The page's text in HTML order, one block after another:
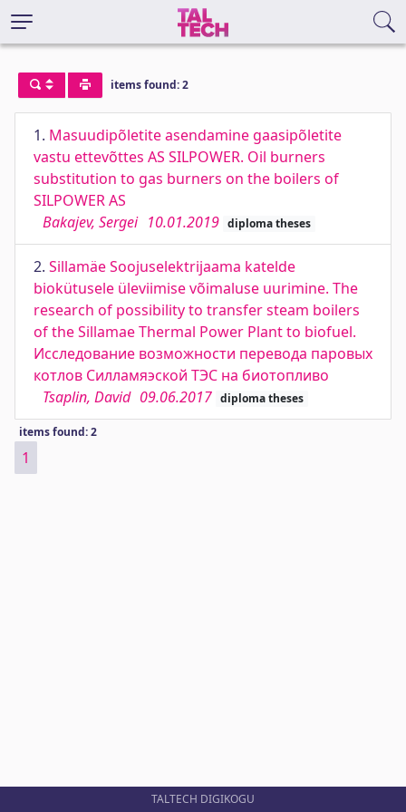
items found: 2
1. Masuudipõletite asendamine gaasipõletite
vastu ettevõttes AS SILPOWER. Oil burners
substitution to gas burners on the boilers of
SILPOWER AS
Bakajev, Sergei 10.01.2019 diploma theses
2. Sillamäe Soojuselektrijaama katelde
biokütusele üleviimise võimaluse uurimine. The
research of possibility to transfer steam boilers
of the Sillamae Thermal Power Plant to biofuel.
Исследование возможности перевода паровых
котлов Силламяэской ТЭС на биотопливо
Tsaplin, David 09.06.2017 diploma theses
items found: 2
1
TALTECH DIGIKOGU